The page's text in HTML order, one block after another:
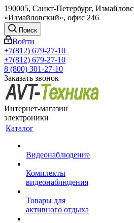
190005, Санкт-Петербург,
«Измайловский», офис 246
Поиск
Войти
+7(812) 679-27-10
+7(812) 679-27-10
8 (800) 301-27-10
Заказать звонок
Интернет-магазин
электроники
Каталог
Видеонаблюдение
Комплекты
видеонаблюдения
Товары для
активного отдыха